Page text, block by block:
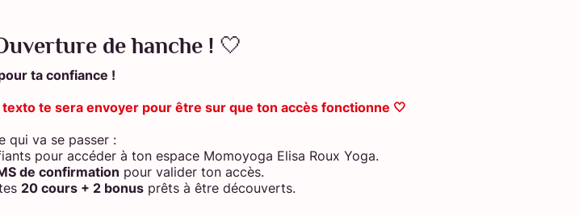
de hanche ! 🤍
ta confiance !
te sera envoyer pour être sur que ton accès fonctionne 🤍
qui va se passer :
pour accéder à ton espace Momoyoga Elisa Roux Yoga.
de confirmation pour valider ton accès.
20 cours + 2 bonus prêts à être découverts.